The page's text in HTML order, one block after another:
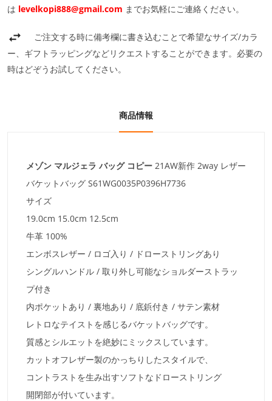
は levelkopi888@gmail.com までお気軽にご連絡ください。
ご注文する時に備考欄に書き込むことで希望なサイズ/カラ
ー、ギフトラッピングなどリクエストすることができます。必要の
時はどぞうお試してください。
商品情報
メゾン マルジェラ バッグ コピー 21AW新作 2way レザー
バケットバッグ S61WG0035P0396H7736
サイズ
19.0cm 15.0cm 12.5cm
牛革 100%
エンボスレザー / ロゴ入り / ドローストリングあり
シングルハンドル / 取り外し可能なショルダーストラッ
プ付き
内ポケットあり / 裏地あり / 底鋲付き / サテン素材
レトロなテイストを感じるバケットバッグです。
質感とシルエットを絶妙にミックスしています。
カットオフレザー製のかっちりしたスタイルで、
コントラストを生み出すソフトなドローストリング
開閉部が付いています。